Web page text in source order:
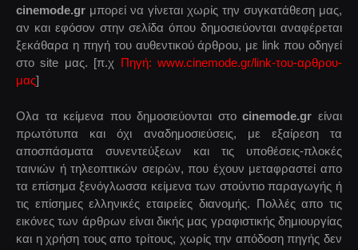
cinemode.gr μπορεί να γίνεται χωρίς την συγκατάθεση μας,
αν και εφόσον στην σελίδα όπου δημοσιεύονται αναφέρεται
ξεκάθαρα η πηγή του αυθεντικού άρθρου, με link που οδηγεί
στο site μας. [π.χ Πηγή: www.cinemode.gr/link-του-αρθρου-
μας]
Ολα τα κείμενα που δημοσιεύονται στοcinemode.gr είναι
πρωτότυπα και όχι αναδημοσιεύσεις, με εξαίρεση τα
αποσπάσματα συνεντεύξεων και τις υποθέσεις-πλοκές
ταινιών ή τηλεοπτικών σειρών, που έχουν μεταφραστεί απο
τα επίσημα ξενόγλωσσα κείμενα των στούντιο παραγωγής ή
τις επίσημες ελληνικές εταιρείες διανομής. Πολλές απο τις
εικόνες των άρθρων είναι δικής μας γραφιστικής δημιουργίας
και η χρήση τους απο τρίτους, χωρίς την απόδοση πηγής δεν